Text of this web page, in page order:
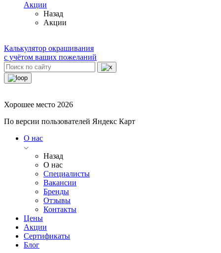
Акции
Назад
Акции
Калькулятор окрашивания
с учётом ваших пожеланий
Хорошее место 2026
По версии пользователей Яндекс Карт
О нас
Назад
О нас
Специалисты
Вакансии
Бренды
Отзывы
Контакты
Цены
Акции
Сертификаты
Блог